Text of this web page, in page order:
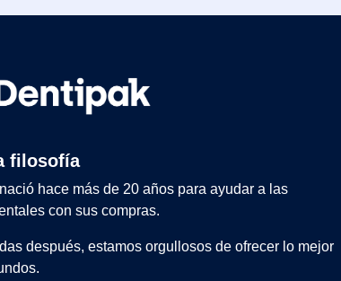
filosofía
hace más de 20 años para ayudar a las
con sus compras.
después, estamos orgullosos de ofrecer lo mejor